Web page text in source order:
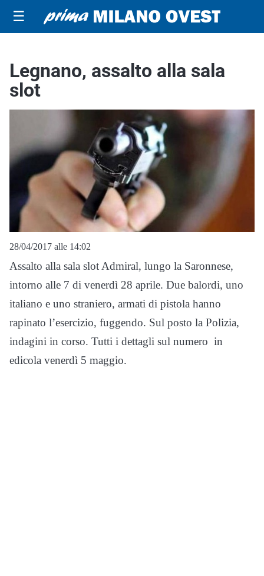
☰
Legnano, assalto alla sala
slot
28/04/2017 alle 14:02
Assalto alla sala slot Admiral, lungo la Saronnese,
intorno alle 7 di venerdì 28 aprile. Due balordi, uno
italiano e uno straniero, armati di pistola hanno
rapinato l’esercizio, fuggendo. Sul posto la Polizia,
indagini in corso. Tutti i dettagli sul numero in
edicola venerdì 5 maggio.